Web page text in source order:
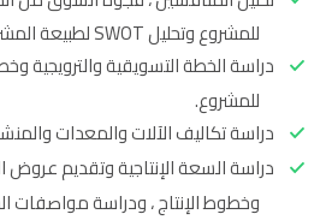
للمشروع وتحليل SWOT لطبيعة المشروع
دراسة الخطة التسويقية والترويجية
للمشروع.
دراسة تكاليف الآلات والمعدات
دراسة السعة الإنتاجية وتقديم عروض
وخطوط الإنتاج ، ودراسة